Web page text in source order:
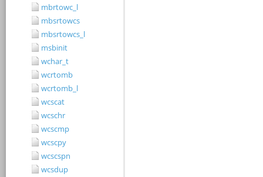
mbrtowc_l
mbsrtowcs
mbsrtowcs_l
msbinit
wchar_t
wcrtomb
wcrtomb_l
wcscat
wcschr
wcscmp
wcscpy
wcscspn
wcsdup